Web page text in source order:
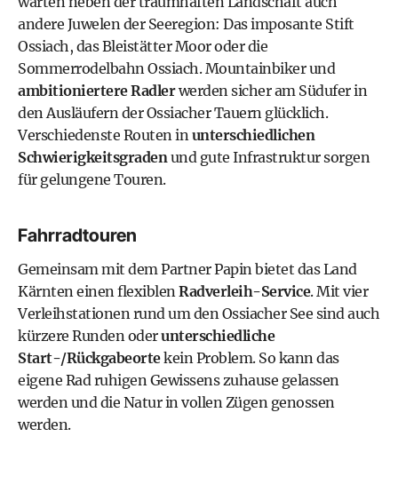
andere Juwelen der Seeregion: Das imposante Stift
Ossiach, das Bleistätter Moor oder die
Sommerrodelbahn Ossiach. Mountainbiker und
ambitioniertere Radlerwerden sicher am Südufer in
den Ausläufern der Ossiacher Tauern glücklich.
Verschiedenste Routen inunterschiedlichen
Schwierigkeitsgradenund gute Infrastruktur sorgen
für gelungene Touren.
Fahrradtouren
Gemeinsam mit dem PartnerPapinbietet dasLand
Kärnteneinen flexiblenRadverleih-Service. Mit vier
Verleihstationen rund um den Ossiacher See sind auch
kürzere Runden oderunterschiedliche
Start-/Rückgabeortekein Problem. So kann das
eigene Rad ruhigen Gewissens zuhause gelassen
werden und die Natur in vollen Zügen genossen
werden.